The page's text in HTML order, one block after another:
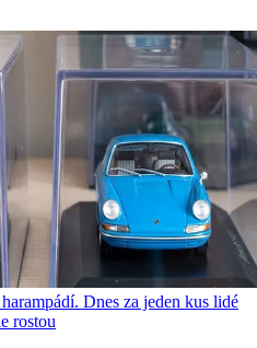
Dnes za jeden kus lidé
rostou